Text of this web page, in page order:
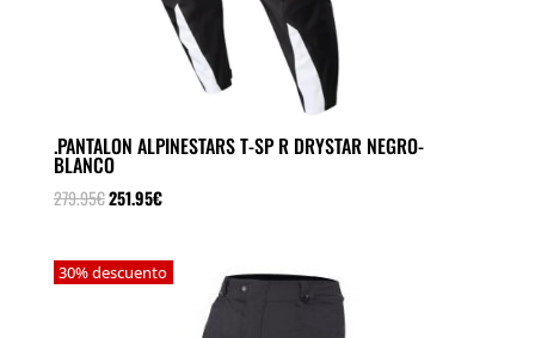
.PANTALON ALPINESTARS T-SP R DRYSTAR NEGRO-
BLANCO
279.95€El
era:
251.95€El
es:
251.95€.
30% descuento